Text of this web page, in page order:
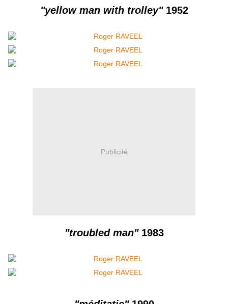
"yellow man with trolley"1952
Publicité
"troubled man"1983